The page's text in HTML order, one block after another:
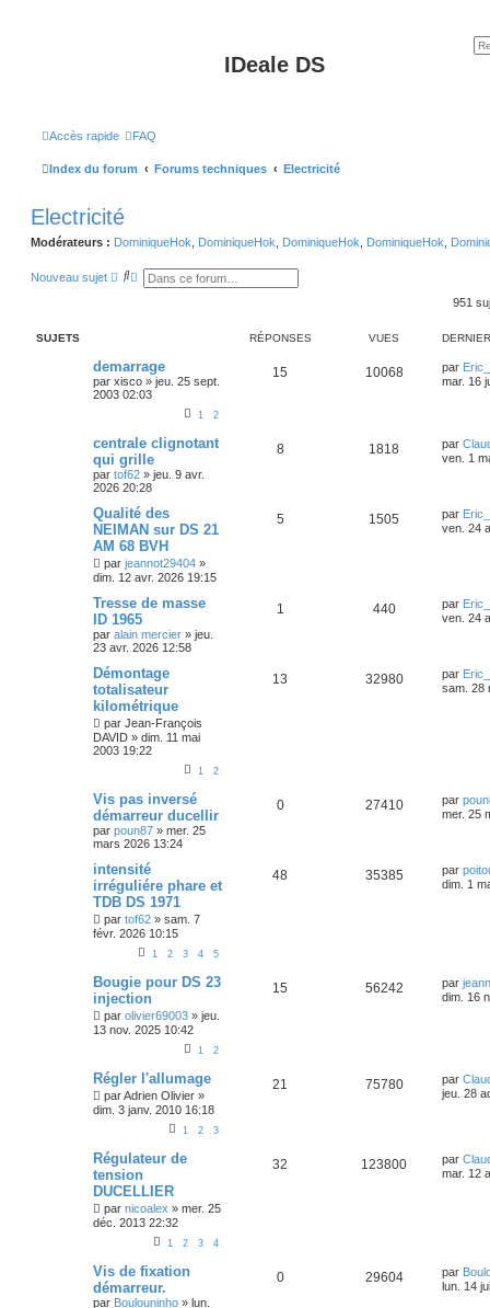
IDeale DS
Accès rapide FAQ
Index du forum Forums techniques Electricité
Electricité
Modérateurs : DominiqueHok DominiqueHok DominiqueHok DominiqueHok
Nouveau sujet
R
h
e
r
R
h
e
a
c
é
e
951
SUJETS RÉPONSES VUES
demarrage
par xisco » jeu. 25 sept.
2003 02:03
1 2
15 10068 par
mar. 16
centrale clignotant
qui grille
par tof62 » jeu. 9 avr.
2026 20:28
8 1818 par
ven. 1
Qualité des
NEIMAN sur DS 21
AM 68 BVH
par jeannot29404 »
dim. 12 avr. 2026 19:15
5 1505 par
ven. 24
Tresse de masse
ID 1965
par alain mercier » jeu.
23 avr. 2026 12:58
1 440 par
ven. 24
Démontage
totalisateur
kilométrique
par Jean-François
DAVID » dim. 11 mai
2003 19:22
1 2
13 32980 par
sam. 28
Vis pas inversé
démarreur ducellir
par poun87 » mer. 25
mars 2026 13:24
0 27410 par
mer. 25
intensité
irréguliére phare et
TDB DS 1971
par tof62 » sam. 7
févr. 2026 10:15
1 2 3 4 5
48 35385 par
dim. 1
Bougie pour DS 23
injection
par olivier69003 » jeu.
13 nov. 2025 10:42
1 2
15 56242 par
dim. 16
Régler l'allumage
parAdrien Olivier »
dim. 3 janv. 2010 16:18
1 2 3
21 75780 par
jeu. 28
Régulateur de
tension
DUCELLIER
par nicoalex » mer. 25
déc. 2013 22:32
1 2 3 4
32 123800 par
mar. 12
Vis de fixation
démarreur.
par Boulouninho » lun.
0 29604 par
lun. 14